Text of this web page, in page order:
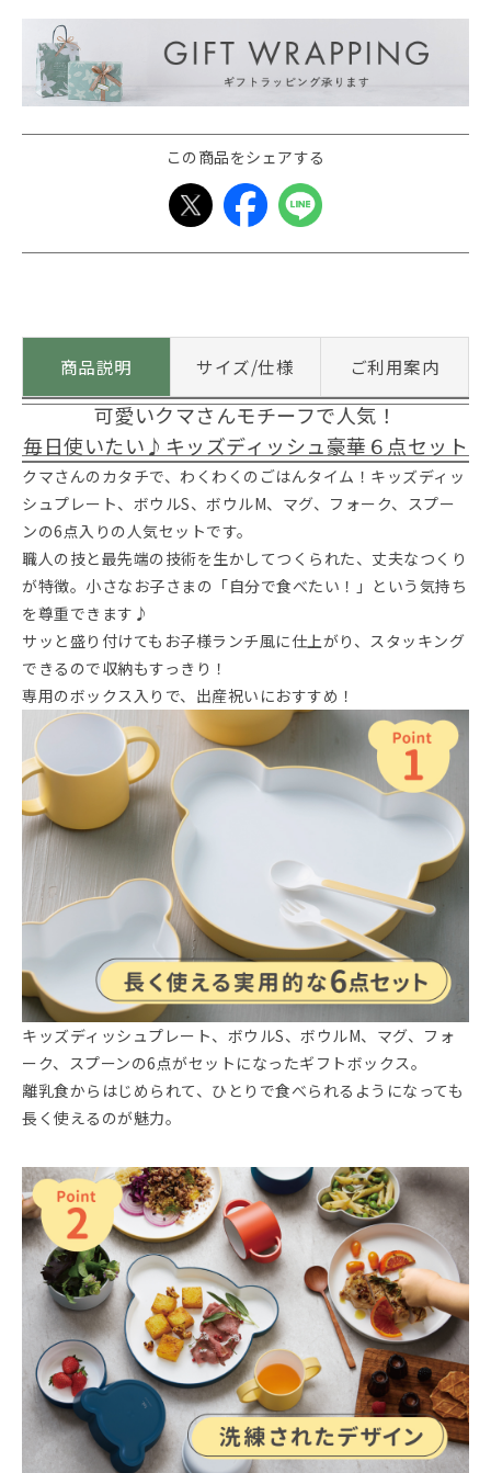
この商品をシェアする
商品説明 サイズ/仕様 ご利用案内
可愛いクマさんモチーフで人気！
毎日使いたい♪キッズディッシュ豪華６点セット
クマさんのカタチで、わくわくのごはんタイム！キッズディッ
シュプレート、ボウルS、ボウルM、マグ、フォーク、スプー
ンの6点入りの人気セットです。
職人の技と最先端の技術を生かしてつくられた、丈夫なつくり
が特徴。小さなお子さまの「自分で食べたい！」という気持ち
を尊重できます♪
サッと盛り付けてもお子様ランチ風に仕上がり、スタッキング
できるので収納もすっきり！
専用のボックス入りで、出産祝いにおすすめ！
キッズディッシュプレート、ボウルS、ボウルM、マグ、フォ
ーク、スプーンの6点がセットになったギフトボックス。
離乳食からはじめられて、ひとりで食べられるようになっても
長く使えるのが魅力。